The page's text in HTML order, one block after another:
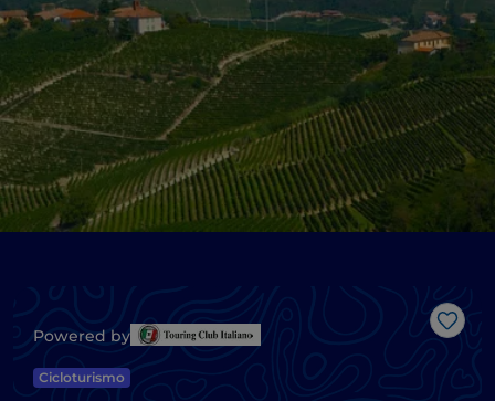
Me
Powered by
Cicloturismo